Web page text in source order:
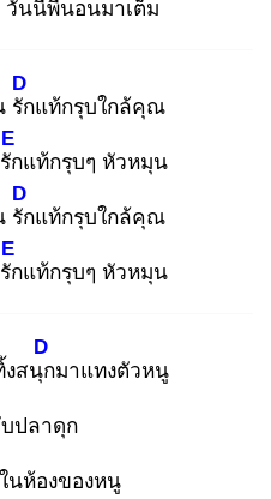
วันนี้พี่นอนมาเต็ม
รัก
D
แท้กรุบใกล้คุณ
ก
E
แท้กรุบๆ หัวหมุน
รัก
D
แท้กรุบใกล้คุณ
ก
E
แท้กรุบๆ หัวหมุน
งสนุก
D
มาแทงตัวหนู
ปลาดุก
ในห้องของหนู